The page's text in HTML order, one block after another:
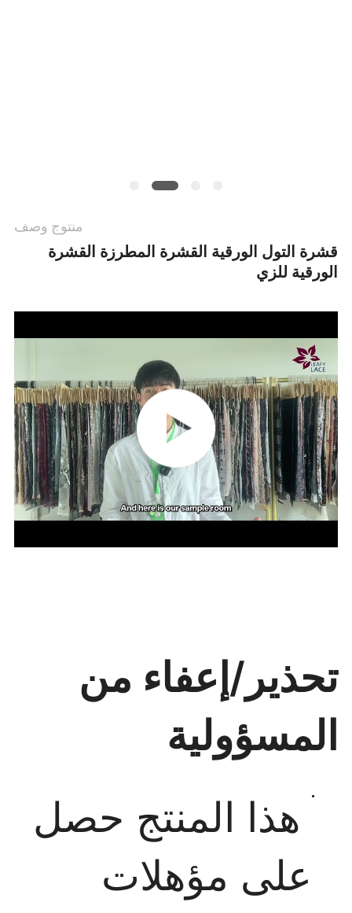
منتوج وصف
قشرة التول الورقية القشرة المطرزة القشرة
الورقية للزي
تحذير/إعفاء من
المسؤولية
هذا المنتج حصل
على مؤهلات